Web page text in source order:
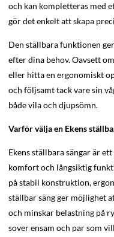
och kan kompletteras med
gör det enkelt att skapa
Den ställbara funktionen
efter dina behov. Oavsett
eller hitta en ergonomiskt
och följsamt tack vare sin
både vila och djupsömn.
Varför välja en Ekens
Ekens ställbara sängar är
komfort och långsiktig
på stabil konstruktion,
ställbar säng ger möjlighet
och minskar belastning på
sover ensam och par som